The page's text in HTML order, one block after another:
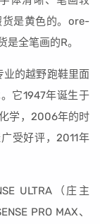
是黄色的。ore-
全笔画的R。
业的越野跑鞋里面
它1947年诞生于
学，2006年的时
受好评，2011年
ULTRA（庄主
PRO MAX、